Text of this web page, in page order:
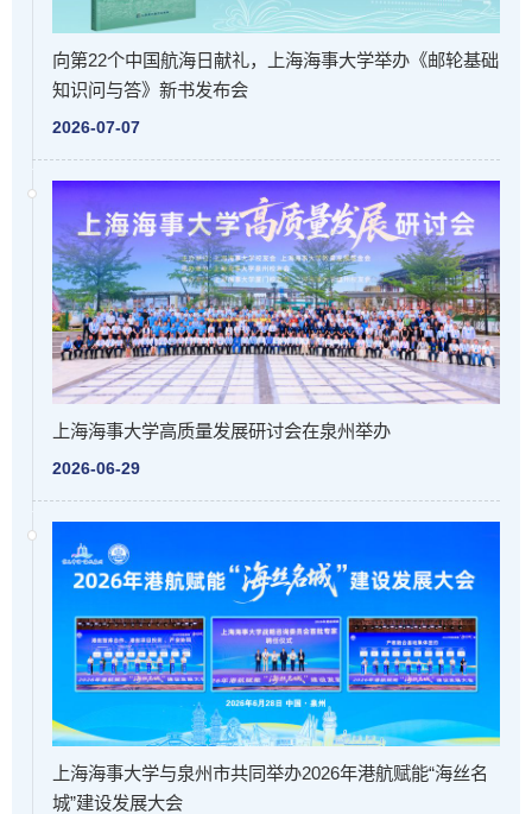
向第22个中国航海日献礼，上海海事大学举办《邮轮基础
知识问与答》新书发布会
2026-07-07
上海海事大学高质量发展研讨会在泉州举办
2026-06-29
上海海事大学与泉州市共同举办2026年港航赋能“海丝名
城”建设发展大会